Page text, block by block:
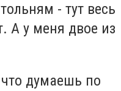
- тут весь
А у меня двое из
думаешь по